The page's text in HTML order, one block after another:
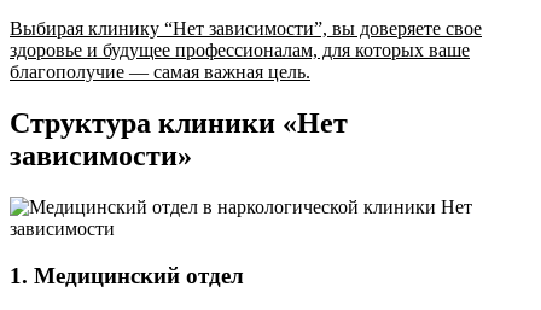
Выбирая клинику “Нет зависимости”, вы доверяете свое
здоровье и будущее профессионалам, для которых ваше
благополучие — самая важная цель.
Структура клиники «Нет
зависимости»
1. Медицинский отдел